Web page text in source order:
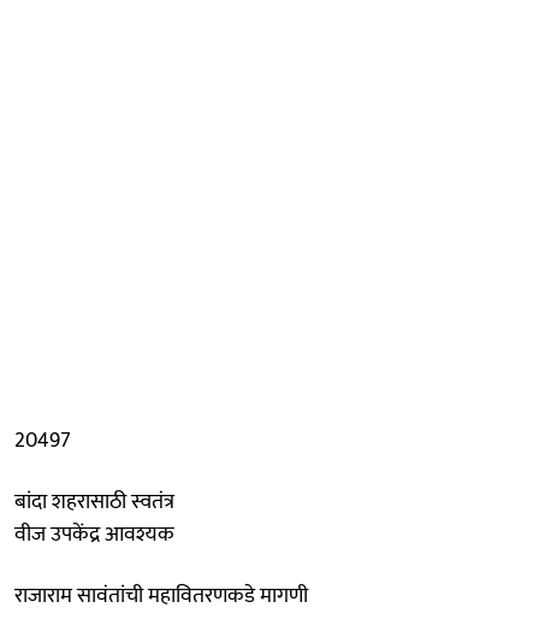
20497
बांदा शहरासाठी स्वतंत्र
वीज उपकेंद्र आवश्यक
राजाराम सावंतांची महावितरणकडे मागणी